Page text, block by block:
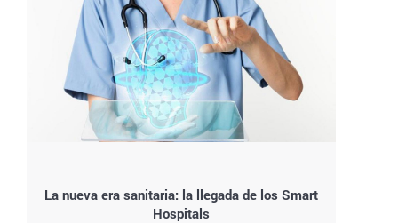
La nueva era sanitaria: la llegada de los Smart
Hospitals